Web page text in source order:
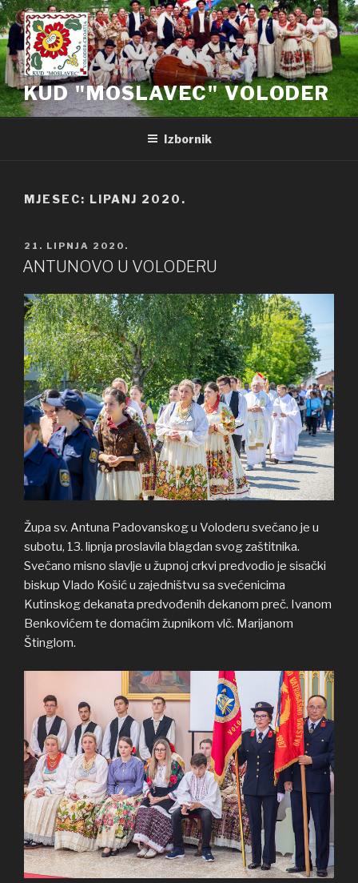
Preskoči
na
sadržaj
KUD "MOSLAVEC" VOLODER
Izbornik
MJESEC: LIPANJ 2020.
OBJAVLJENO
21. LIPNJA 2020.
ANTUNOVO U VOLODERU
Župa sv. Antuna Padovanskog u Voloderu svečano je u
subotu, 13. lipnja proslavila blagdan svog zaštitnika.
Svečano misno slavlje u župnoj crkvi predvodio je sisački
biskup Vlado Košić u zajedništvu sa svećenicima
Kutinskog dekanata predvođenih dekanom preč. Ivanom
Benkovićem te domaćim župnikom vlč. Marijanom
Štinglom.